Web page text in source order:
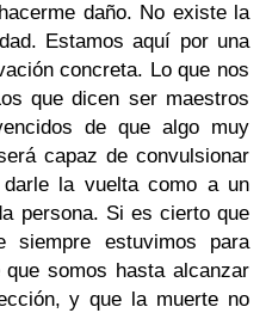
daño. No existe la
Estamos aquí por una
concreta. Lo que nos
que dicen ser maestros
de que algo muy
capaz de convulsionar
la vuelta como a un
persona. Si es cierto que
siempre estuvimos para
somos hasta alcanzar
y que la muerte no